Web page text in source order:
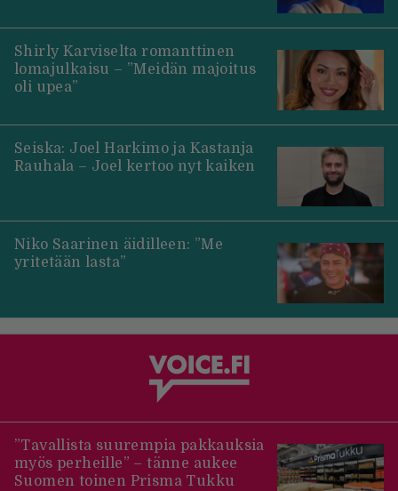
Shirly Karviselta romanttinen
lomajulkaisu – ”Meidän majoitus
oli upea”
Seiska: Joel Harkimo ja Kastanja
Rauhala – Joel kertoo nyt kaiken
Niko Saarinen äidilleen: ”Me
yritetään lasta”
”Tavallista suurempia pakkauksia
myös perheille” – tänne aukee
Suomen toinen Prisma Tukku